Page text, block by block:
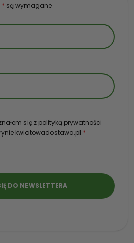
* są wymagane
się z polityką prywatności
kwiatowadostawa.pl *